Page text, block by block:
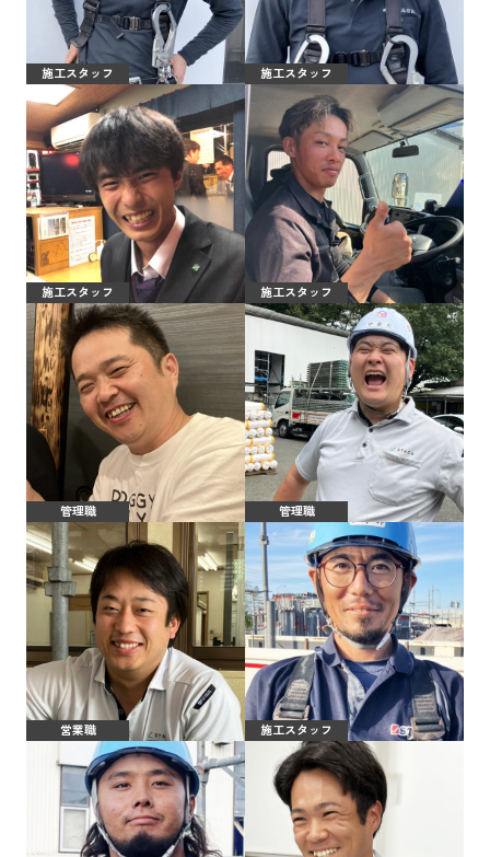
施工スタッフ 施工スタッフ
施工スタッフ 施工スタッフ
管理職 管理職
営業職 施工スタッフ